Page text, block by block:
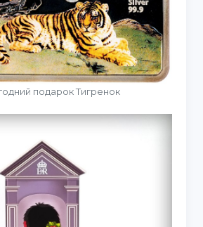
подарок Тигренок